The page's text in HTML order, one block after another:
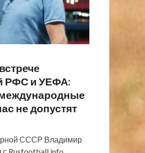
РФС и УЕФА:
не допустят
СССР Владимир